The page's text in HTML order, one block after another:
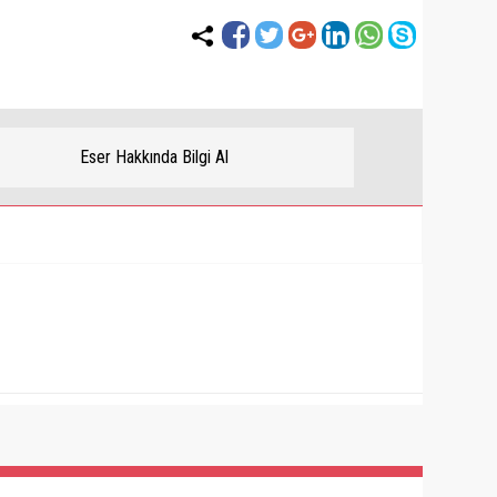
Eser Hakkında Bilgi Al